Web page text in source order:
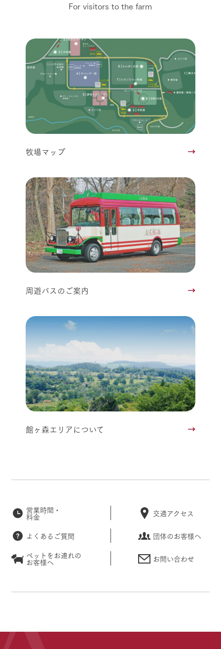
For visitors to the farm
牧場マップ
周遊バスのご案内
館ヶ森エリアについて
営業時間・
料金 交通アクセス
よくあるご質問
団体のお客様へ
ペットをお連れの
お客様へ お問い合わせ